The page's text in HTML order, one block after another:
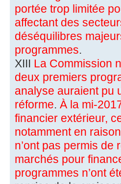
portée trop limitée
affectant des
déséquilibres
programmes.
XIII La Commission
deux premiers
analyse auraient pu
réforme. À la mi-
financier extérieur,
notamment en
n’ont pas permis
marchés pour
programmes n’ont